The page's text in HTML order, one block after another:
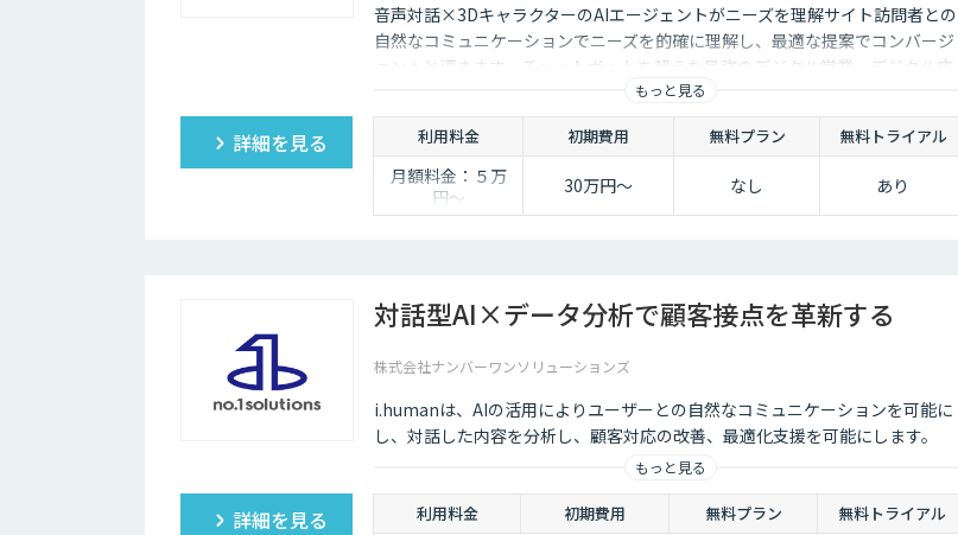
音声対話×3DキャラクターのAIエージェントがニーズを理解サイト訪問者との
自然なコミュニケーションでニーズを的確に理解し、最適な提案でコンバージ
ョンへと導きます。チャットボットを超えた最強のデジタル営業、デジタル広
もっと見る
詳細を見る 利用料金 初期費用 無料プラン 無料トライアル
月額料金：５万
円〜
30万円〜 なし あり
対話型AI×データ分析で顧客接点を革新する
株式会社ナンバーワンソリューションズ
i.humanは、AIの活用によりユーザーとの自然なコミュニケーションを可能に
し、対話した内容を分析し、顧客対応の改善、最適化支援を可能にします。
もっと見る
詳細を見る 利用料金 初期費用 無料プラン 無料トライアル